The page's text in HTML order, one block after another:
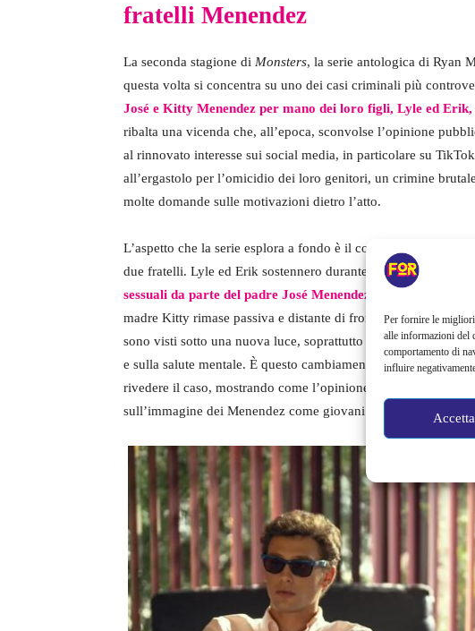
Per fornire le migliori
alle informazioni del
comportamento di
influire
Accetta
fratelli Menendez
La seconda stagione di Monsters, la serie antologica di Ryan
questa volta si concentra su uno dei casi criminali più
José e Kitty Menendez per mano dei loro figli, Lyle ed Erik,
ribalta una vicenda che, all’epoca, sconvolse l’opinione
al rinnovato interesse sui social media, in particolare su
all’ergastolo per l’omicidio dei loro genitori, un crimine
molte domande sulle motivazioni dietro l’atto.
L’aspetto che la serie esplora a fondo è il complesso e oscuro
due fratelli. Lyle ed Erik sostennero durante i processi di essere
sessuali da parte del padre José Menendez,
madre Kitty rimase passiva e distante di fronte agli abusi.
sono visti sotto una nuova luce, soprattutto per via della
e sulla salute mentale. È questo cambiamento nella
rivedere il caso, mostrando come l’opinione pubblica negli
sull’immagine dei Menendez come giovani privilegiati